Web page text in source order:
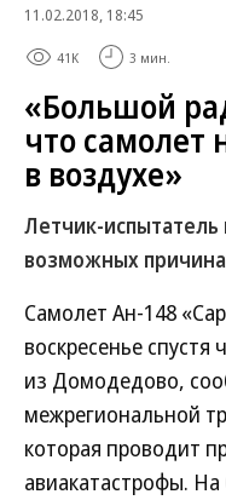
11.02.2018, 18:45
41K 3 мин.
«Большой
что самолет
в воздухе»
Летчик-
возможных
Самолет Ан-148
воскресенье
из Домодедово,
межрегиональной
которая проводит
авиакатастрофы.